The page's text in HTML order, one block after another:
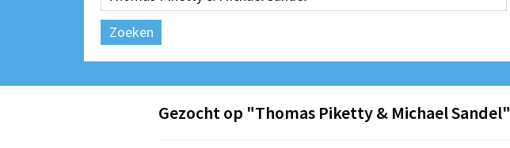
Zoeken
Gezocht op "Thomas Piketty & Michael Sandel"